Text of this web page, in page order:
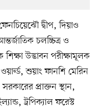
দ্বীপ, দিয়াও
চলচ্চিত্র ও
উদ্ভাবন পরীক্ষামূলক
শুয়াং ফানশি মেরিন
প্রাক্তন স্থান,
ট্রপিক্যাল ফরেস্ট